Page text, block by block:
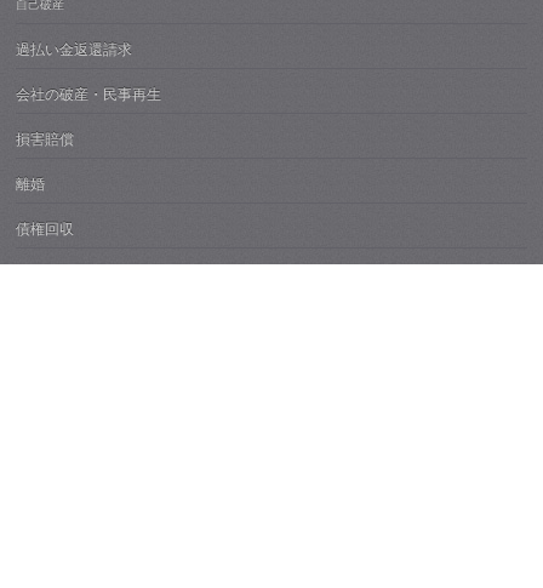
自己破産
過払い金返還請求
会社の破産・民事再生
損害賠償
離婚
債権回収